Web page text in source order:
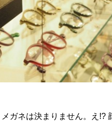
ガネは決まりません。え!?